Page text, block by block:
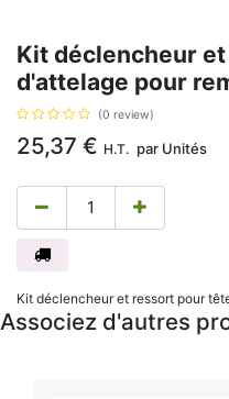
Kit déclencheur
d'attelage pour
(0 review)
25,37 € H.T. par Unités
Kit déclencheur et ressort pour
Associez d'autres